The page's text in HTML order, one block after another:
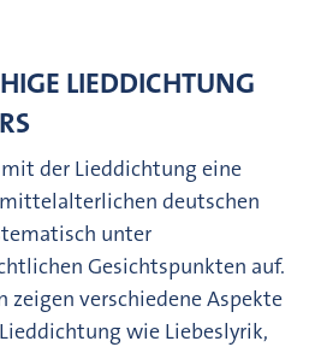
LIEDDICHTUNG
der Lieddichtung eine
deutschen
unter
Gesichtspunkten auf.
zeigen verschiedene Aspekte
wie Liebeslyrik,